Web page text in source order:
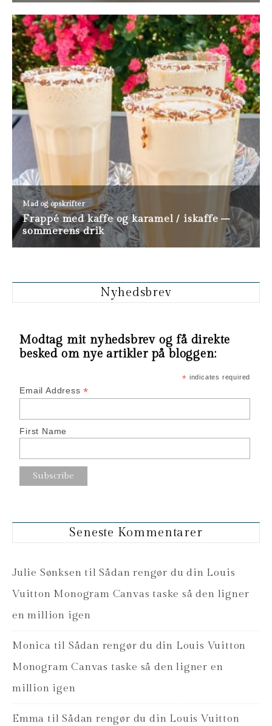
Nyhedsbrev
Modtag mit nyhedsbrev og få direkte
besked om nye artikler på bloggen:
* indicates required
Email Address*
First Name
Seneste Kommentarer
Julie Sønksen tilSådan rengør du din Louis
Vuitton Monogram Canvas taske så den ligner
en million igen
Monica til Sådan rengør du din Louis Vuitton
Monogram Canvas taske så den ligner en
million igen
Emma tilSådan rengør du din Louis Vuitton